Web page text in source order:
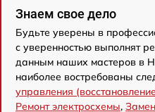
Знаем свое дело
Будьте уверены в
с уверенностью выполнят
данным наших мастеров в
наиболее востребованы
управления
Ремонт электросхемы,